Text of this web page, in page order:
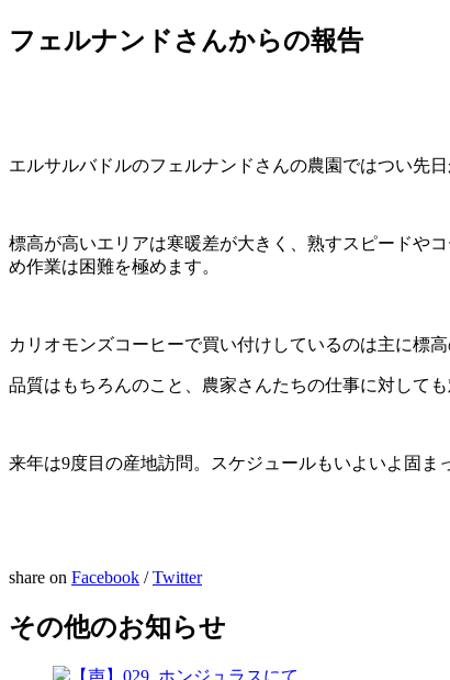
フェルナンドさんからの報告
エルサルバドルのフェルナンドさんの農園ではつい先
標高が高いエリアは寒暖差が大きく、熟すスピードや
め作業は困難を極めます。
カリオモンズコーヒーで買い付けしているのは主に標高
品質はもちろんのこと、農家さんたちの仕事に対して
来年は9度目の産地訪問。スケジュールもいよいよ固ま
share on Facebook /Twitter
その他のお知らせ